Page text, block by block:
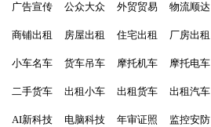
广告宣传 公众大众 外贸贸易 物流顺达
商铺出租 房屋出租 住宅出租 厂房出租
小车名车 货车吊车 摩托机车 摩托电车
二手货车 出租小车 出租货车 出租汽车
AI新科技 电脑科技 年审证照 监控安防